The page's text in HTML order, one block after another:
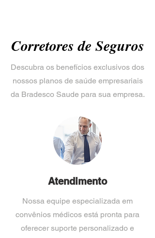
Corretores de Seguros
Descubra os benefícios exclusivos dos
nossos planos de saúde empresariais
da Bradesco Saude para sua empresa.
Atendimento
Nossa equipe especializada em
convênios médicos está pronta para
oferecer suporte personalizado e